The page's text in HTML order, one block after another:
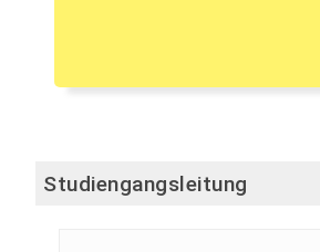
Studiengangsleitung